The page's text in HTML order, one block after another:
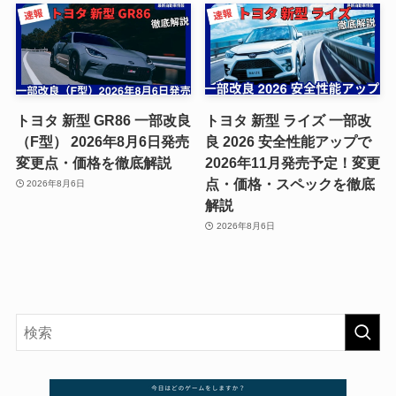
トヨタ 新型 GR86 一部改良
（F型） 2026年8月6日発売
変更点・価格を徹底解説
2026年8月6日
トヨタ 新型 ライズ 一部改
良 2026 安全性能アップで
2026年11月発売予定！変更
点・価格・スペックを徹底
解説
2026年8月6日